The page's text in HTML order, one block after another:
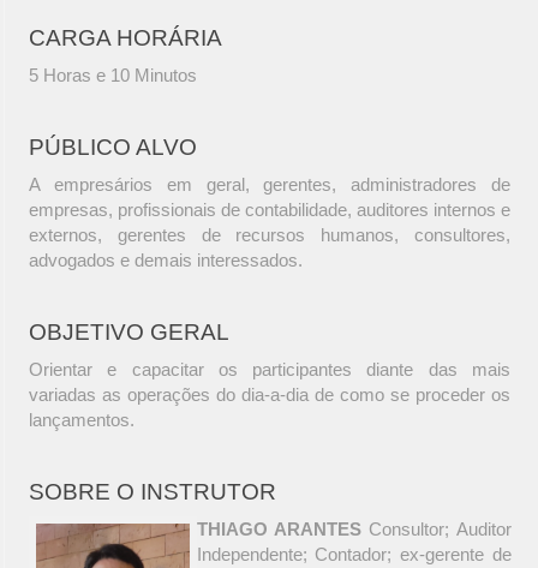
CARGA HORÁRIA
5 Horas e 10 Minutos
PÚBLICO ALVO
A empresários em geral, gerentes, administradores de
empresas, profissionais de contabilidade, auditores internos e
externos, gerentes de recursos humanos, consultores,
advogados e demais interessados.
OBJETIVO GERAL
Orientar e capacitar os participantes diante das mais
variadas as operações do dia-a-dia de como se proceder os
lançamentos.
SOBRE O INSTRUTOR
THIAGO ARANTESConsultor; Auditor
Independente; Contador; ex-gerente de